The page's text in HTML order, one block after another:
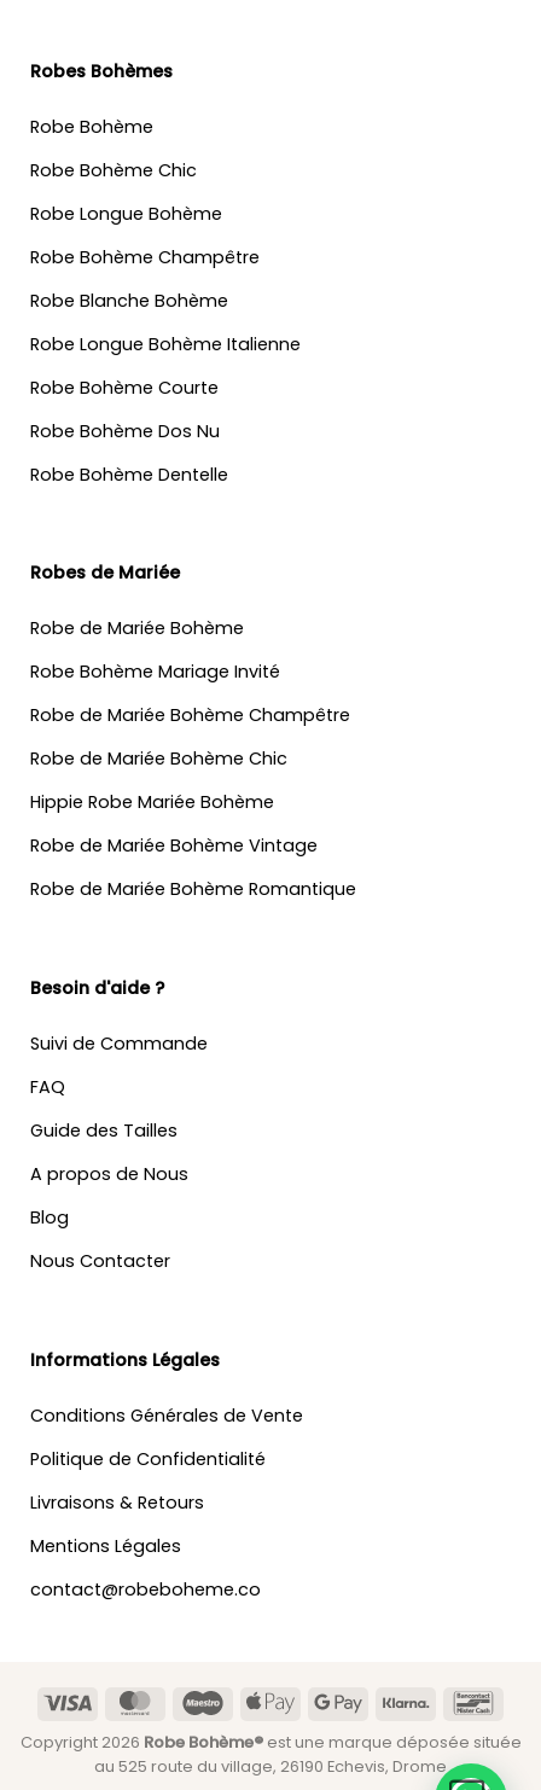
Robes Bohèmes
Robe Bohème
Robe Bohème Chic
Robe Longue Bohème
Robe Bohème Champêtre
Robe Blanche Bohème
Robe Longue Bohème Italienne
Robe Bohème Courte
Robe Bohème Dos Nu
Robe Bohème Dentelle
Robes de Mariée
Robe de Mariée Bohème
Robe Bohème Mariage Invité
Robe de Mariée Bohème Champêtre
Robe de Mariée Bohème Chic
Hippie Robe Mariée Bohème
Robe de Mariée Bohème Vintage
Robe de Mariée Bohème Romantique
Besoin d'aide ?
Suivi de Commande
FAQ
Guide des Tailles
A propos de Nous
Blog
Nous Contacter
Informations Légales
Conditions Générales de Vente
Politique de Confidentialité
Livraisons & Retours
Mentions Légales
contact@robeboheme.co
Visa MasterCardMaestroApple
Google Klarna
Copyright 2026 Robe Bohème®est une marque déposée située
au 525 route du village, 26190 Echevis, Drome